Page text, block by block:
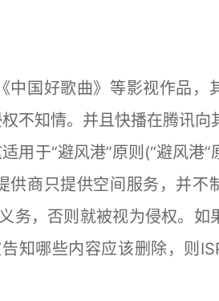
国好歌曲》等影视作品，
不知情。并且快播在腾讯向
用于“避风港”原则(“避风港”
商只提供空间服务，并不
务，否则就被视为侵权。如
知哪些内容应该删除，则